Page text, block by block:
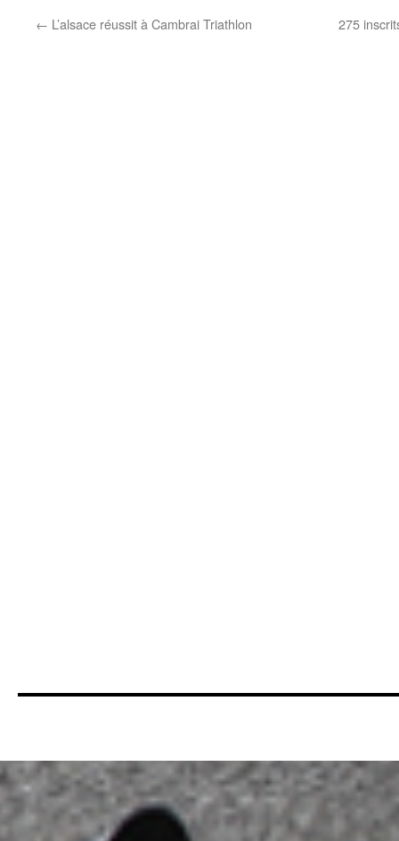
← L’alsace réussit à Cambrai Triathlon 275